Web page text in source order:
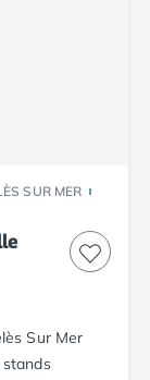
SUR MER
Sur Mer